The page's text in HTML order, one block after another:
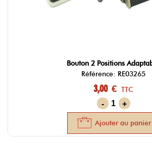
Bouton 2 Positions
Référence: RE03265
3,00 € TTC
-
+
Ajouter au panier